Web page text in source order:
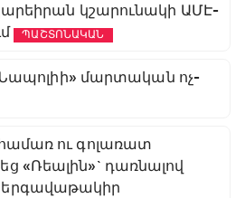
կշարունակի ԱՄԷ-
ՊԱՇՏՈՆԱԿԱՆ
մարտական ոչ-
ու գոլառատ
«Ռեալին»` դառնալով